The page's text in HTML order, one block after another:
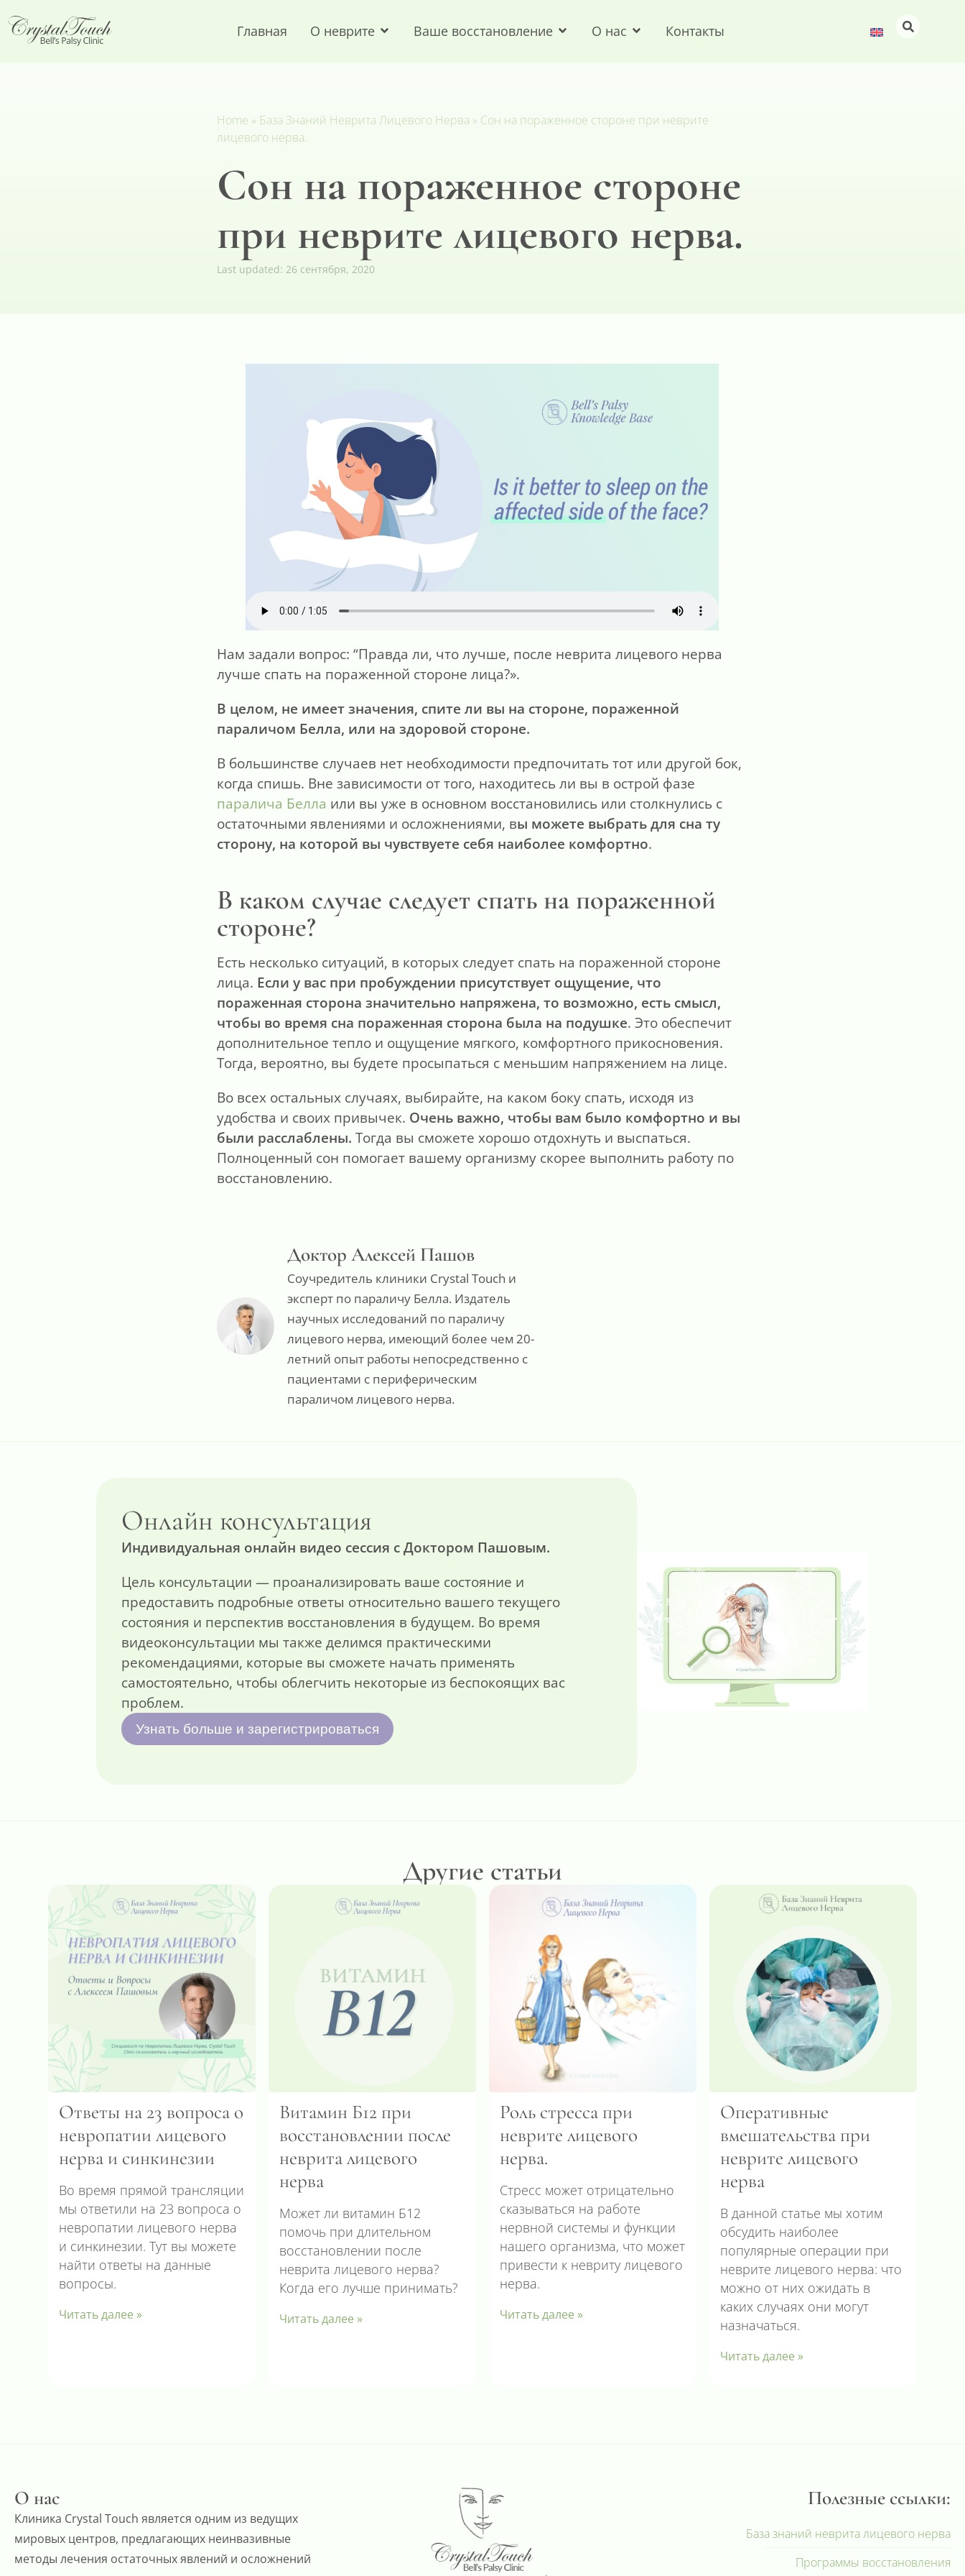
Главная О неврите Ваше восстановление О нас Контакты
Home » База Знаний Неврита Лицевого Нерва » Сон на пораженное стороне при неврите
лицевого нерва.
Сон на пораженное стороне
при неврите лицевого нерва.
Last updated: 26 сентября, 2020
Нам задали вопрос: “Правда ли, что лучше, после неврита лицевого нерва
лучше спать на пораженной стороне лица?».
В целом, не имеет значения, спите ли вы на стороне, пораженной
параличом Белла, или на здоровой стороне.
В большинстве случаев нет необходимости предпочитать тот или другой бок,
когда спишь. Вне зависимости от того, находитесь ли вы в острой фазе
паралича Белла или вы уже в основном восстановились или столкнулись с
остаточными явлениями и осложнениями, вы можете выбрать для сна ту
сторону, на которой вы чувствуете себя наиболее комфортно.
В каком случае следует спать на пораженной
стороне?
Есть несколько ситуаций, в которых следует спать на пораженной стороне
лица. Если у вас при пробуждении присутствует ощущение, что
пораженная сторона значительно напряжена, то возможно, есть смысл,
чтобы во время сна пораженная сторона была на подушке. Это обеспечит
дополнительное тепло и ощущение мягкого, комфортного прикосновения.
Тогда, вероятно, вы будете просыпаться с меньшим напряжением на лице.
Во всех остальных случаях, выбирайте, на каком боку спать, исходя из
удобства и своих привычек. Очень важно, чтобы вам было комфортно и вы
были расслаблены. Тогда вы сможете хорошо отдохнуть и выспаться.
Полноценный сон помогает вашему организму скорее выполнить работу по
восстановлению.
Доктор Алексей Пашов
Соучредитель клиники Crystal Touch и
эксперт по параличу Белла. Издатель
научных исследований по параличу
лицевого нерва, имеющий более чем 20-
летний опыт работы непосредственно с
пациентами с периферическим
параличом лицевого нерва.
Онлайн консультация
Индивидуальная онлайн видео сессия с Доктором Пашовым.
Цель консультации — проанализировать ваше состояние и
предоставить подробные ответы относительно вашего текущего
состояния и перспектив восстановления в будущем. Во время
видеоконсультации мы также делимся практическими
рекомендациями, которые вы сможете начать применять
самостоятельно, чтобы облегчить некоторые из беспокоящих вас
проблем.
Узнать больше и зарегистрироваться
Другие статьи
Ответы на 23 вопроса о
невропатии лицевого
нерва и синкинезии
Во время прямой трансляции
мы ответили на 23 вопроса о
невропатии лицевого нерва
и синкинезии. Тут вы можете
найти ответы на данные
вопросы.
Читать далее »
Витамин Б12 при
восстановлении после
неврита лицевого
нерва
Может ли витамин Б12
помочь при длительном
восстановлении после
неврита лицевого нерва?
Когда его лучше принимать?
Читать далее »
Роль стресса при
неврите лицевого
нерва.
Стресс может отрицательно
сказываться на работе
нервной системы и функции
нашего организма, что может
привести к невриту лицевого
нерва.
Читать далее »
Оперативные
вмешательства при
неврите лицевого
нерва
В данной статье мы хотим
обсудить наиболее
популярные операции при
неврите лицевого нерва: что
можно от них ожидать в
каких случаях они могут
назначаться.
Читать далее »
О нас
Клиника Crystal Touch является одним из ведущих
мировых центров, предлагающих неинвазивные
методы лечения остаточных явлений и осложнений
Полезные ссылки:
База знаний неврита лицевого нерва
Программы восстановления